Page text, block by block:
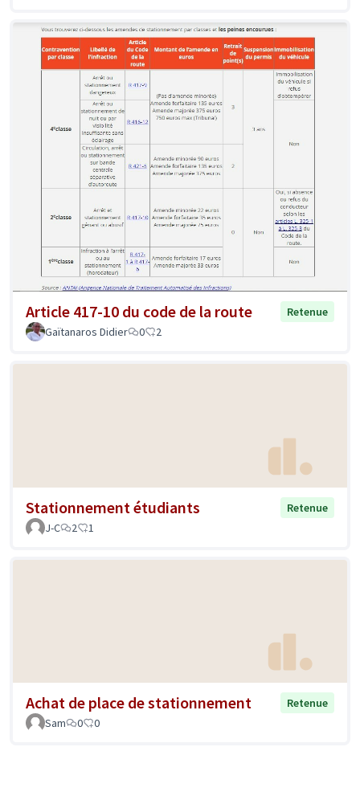
Article 417-10 du code de la route
Retenue
Gaïtanaros Didier
0 2
Stationnement étudiants
Retenue
J-C
2 1
Achat de place de stationnement
Retenue
Sam
0 0